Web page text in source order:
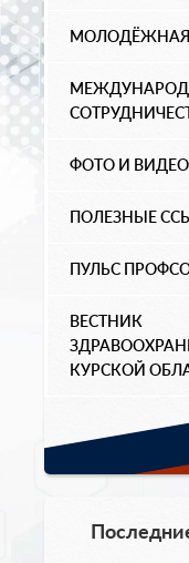
МОЛОДЁЖНАЯ
ФОТО И ВИДЕО
ПОЛЕЗНЫЕ
ПУЛЬС
ВЕСТНИК
КУРСКОЙ